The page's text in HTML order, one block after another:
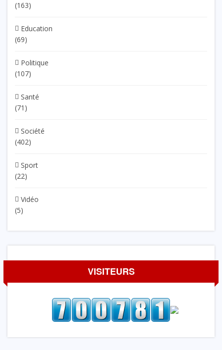
(163)
Education
(69)
Politique
(107)
Santé
(71)
Société
(402)
Sport
(22)
Vidéo
(5)
VISITEURS